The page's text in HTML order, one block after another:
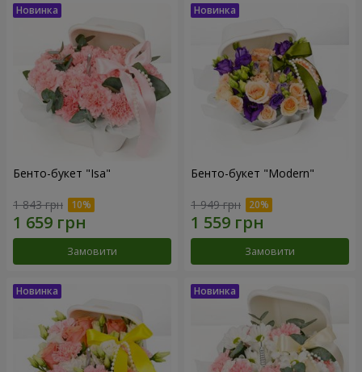
Бенто-букет "Isa"
1 843 грн
Замовити
Бенто-букет "Modern"
1 949 грн
Замовити